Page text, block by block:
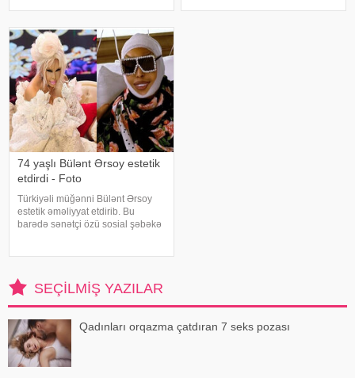
aləmindən tanınmış simala
74 yaşlı Bülənt Ərsoy estetik
etdirdi - Foto
Türkiyəli müğənni Bülənt Ərsoy
estetik əməliyyat etdirib. Bu
barədə sənətçi özü sosial şəbəkə
SEÇILMIŞ YAZILAR
Qadınları orqazma çatdıran 7 seks pozası